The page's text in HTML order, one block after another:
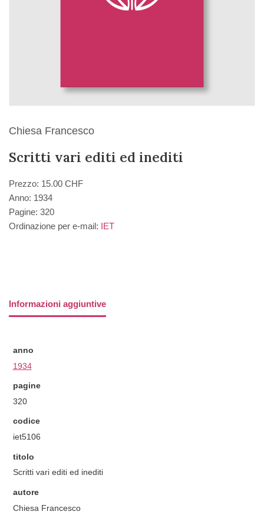
Chiesa Francesco
Scritti vari editi ed inediti
Prezzo: 15.00 CHF
Anno: 1934
Pagine: 320
Ordinazione per e-mail: IET
Informazioni aggiuntive
anno
1934
pagine
320
codice
iet5106
titolo
Scritti vari editi ed inediti
autore
Chiesa Francesco